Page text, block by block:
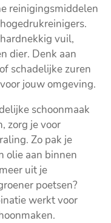
reinigingsmiddelen
vuil,
dier. Denk aan
schadelijke zuren
jouw omgeving.
schoonmaak
zorg je voor
Zo pak je
olie aan binnen
uit je
poetsen?
werkt voor